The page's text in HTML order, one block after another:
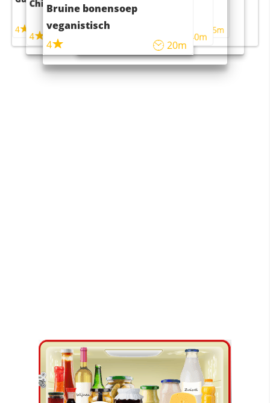
4
Chili con carne
4
Bruine bonensoep
veganistisch
4
20m
Sushi rijstsalade
maaltijdsalade
40m
4 55m